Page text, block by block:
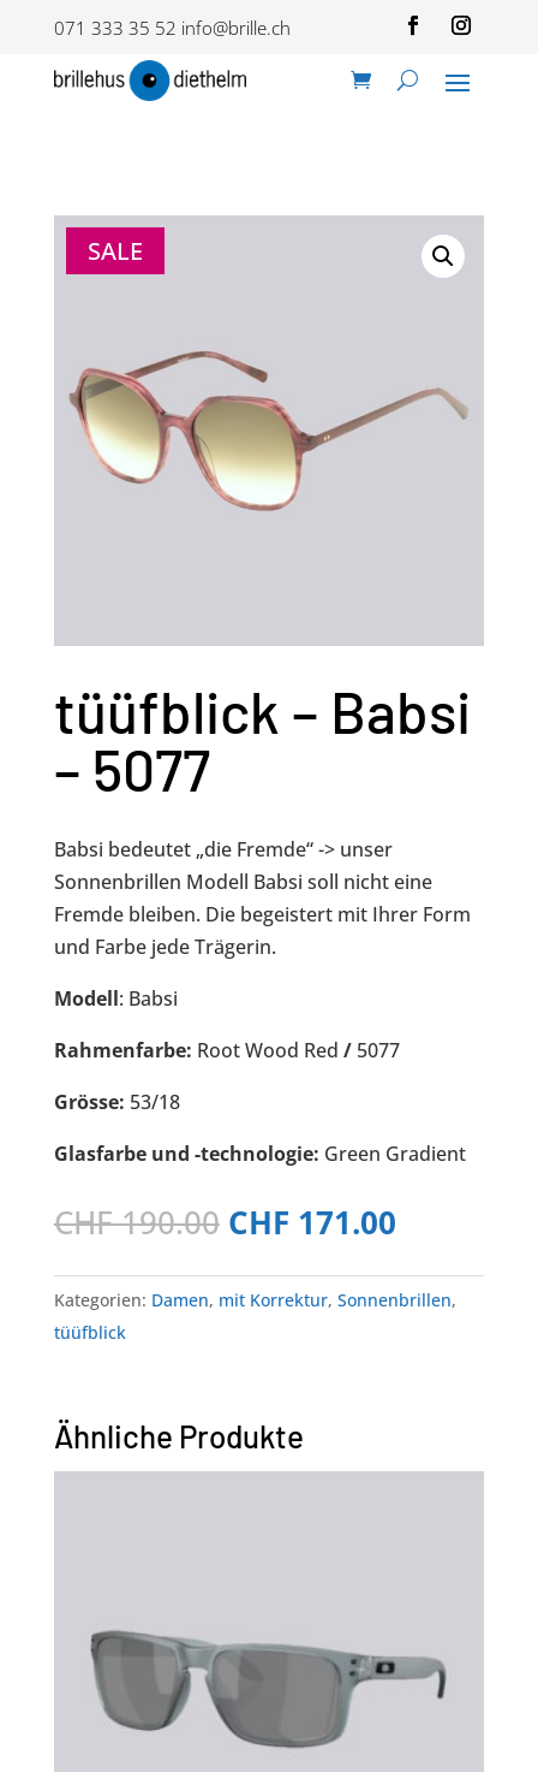
071 333 35 52 info@brille.ch
SALE
tüüfblick – Babsi
– 5077
Babsi bedeutet „die Fremde“ -> unser
Sonnenbrillen Modell Babsi soll nicht eine
Fremde bleiben. Die begeistert mit Ihrer Form
und Farbe jede Trägerin.
Modell: Babsi
Rahmenfarbe: Root Wood Red / 5077
Grösse: 53/18
Glasfarbe und -technologie: Green Gradient
CHF190.00 Ursprünglicher
war:
CHF 190.00
CHF 171.00Aktueller
ist:
CHF
Kategorien: Damen, mit Korrektur, Sonnenbrillen,
tüüfblick
Ähnliche Produkte